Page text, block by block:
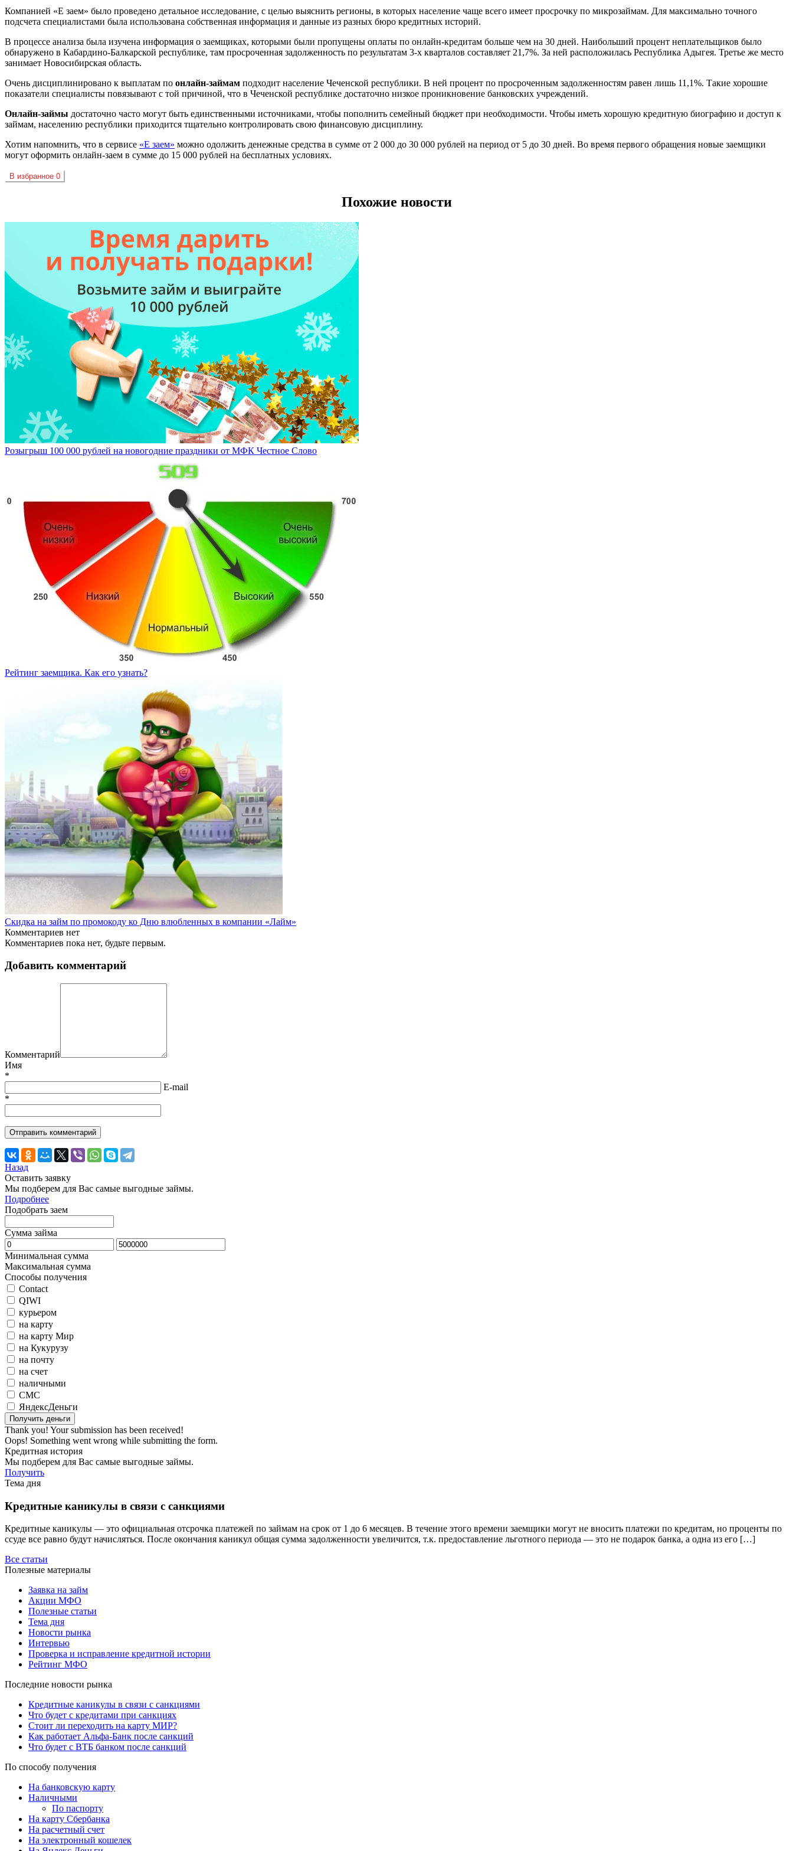
Компанией «Е заем» было проведено детальное исследование, с целью выяснить регионы, в которых население чаще всего имеет просрочку по микрозаймам. Для максимально точного
подсчета специалистами была использована собственная информация и данные из разных бюро кредитных историй.
В процессе анализа была изучена информация о заемщиках, которыми были пропущены оплаты по онлайн-кредитам больше чем на 30 дней. Наибольший процент неплательщиков было
обнаружено в Кабардино-Балкарской республике, там просроченная задолженность по результатам 3-х кварталов составляет 21,7%. За ней расположилась Республика Адыгея. Третье же место
занимает Новосибирская область.
Очень дисциплинировано к выплатам по онлайн-займам подходит население Чеченской республики. В ней процент по просроченным задолженностям равен лишь 11,1%. Такие хорошие
показатели специалисты повязывают с той причиной, что в Чеченской республике достаточно низкое проникновение банковских учреждений.
Онлайн-займы достаточно часто могут быть единственными источниками, чтобы пополнить семейный бюджет при необходимости. Чтобы иметь хорошую кредитную биографию и доступ к
займам, населению республики приходится тщательно контролировать свою финансовую дисциплину.
Хотим напомнить, что в сервисе «Е заем» можно одолжить денежные средства в сумме от 2 000 до 30 000 рублей на период от 5 до 30 дней. Во время первого обращения новые заемщики
могут оформить онлайн-заем в сумме до 15 000 рублей на бесплатных условиях.
В избранное 0
Похожие новости
Розыгрыш 100 000 рублей на новогодние праздники от МФК Честное Слово
Рейтинг заемщика. Как его узнать?
Скидка на займ по промокоду ко Дню влюбленных в компании «Лайм»
Комментариев нет
Комментариев пока нет, будьте первым.
Добавить комментарий
Комментарий
Имя
*
E-mail
*
Назад
Оставить заявку
Мы подберем для Вас самые выгодные займы.
Подробнее
Подобрать заем
Сумма займа
Минимальная сумма
Максимальная сумма
Способы получения
Contact
QIWI
курьером
на карту
на карту Мир
на Кукурузу
на почту
на счет
наличными
СМС
ЯндексДеньги
Thank you! Your submission has been received!
Oops! Something went wrong while submitting the form.
Кредитная история
Мы подберем для Вас самые выгодные займы.
Получить
Тема дня
Кредитные каникулы в связи с санкциями
Кредитные каникулы — это официальная отсрочка платежей по займам на срок от 1 до 6 месяцев. В течение этого времени заемщики могут не вносить платежи по кредитам, но проценты по
ссуде все равно будут начисляться. После окончания каникул общая сумма задолженности увеличится, т.к. предоставление льготного периода — это не подарок банка, а одна из его […]
Все статьи
Полезные материалы
Заявка на займ
Акции МФО
Полезные статьи
Тема дня
Новости рынка
Интервью
Проверка и исправление кредитной истории
Рейтинг МФО
Последние новости рынка
Кредитные каникулы в связи с санкциями
Что будет с кредитами при санкциях
Стоит ли переходить на карту МИР?
Как работает Альфа-Банк после санкций
Что будет с ВТБ банком после санкций
По способу получения
На банковскую карту
Наличными
По паспорту
На карту Сбербанка
На расчетный счет
На электронный кошелек